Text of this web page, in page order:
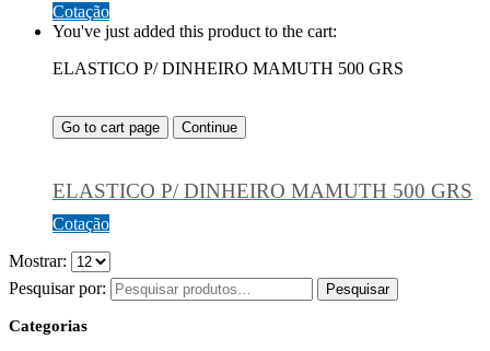
Cotação
You've just added this product to the cart:
ELASTICO P/ DINHEIRO MAMUTH 500 GRS
Go to cart page Continue
ELASTICO P/ DINHEIRO MAMUTH 500 GRS
Cotação
Mostrar:
Pesquisar por:
Pesquisar
Categorias